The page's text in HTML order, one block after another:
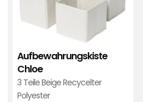
hinzufügen
Aufbewahrungskiste
Chloe
3 Teile Beige Recycelter
Polyester